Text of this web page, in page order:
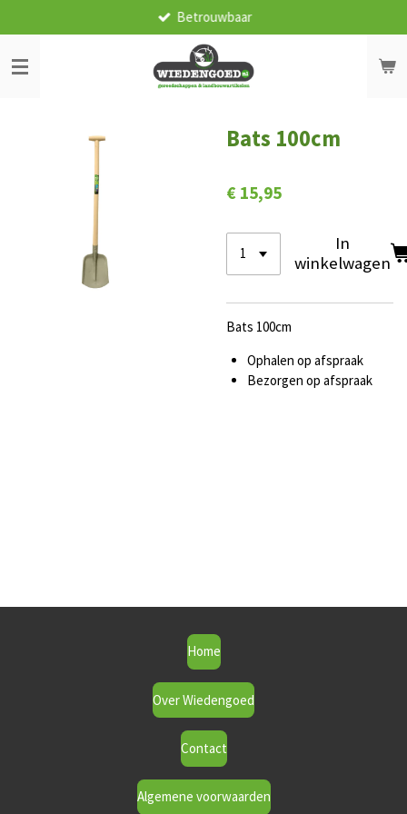
direct
naar
de
Betrouwbaar
Bats 100cm
€ 15,95
In
winkelwagen
Bats 100cm
Ophalen op afspraak
Bezorgen op afspraak
Home
Over Wiedengoed
Contact
Algemene voorwaarden